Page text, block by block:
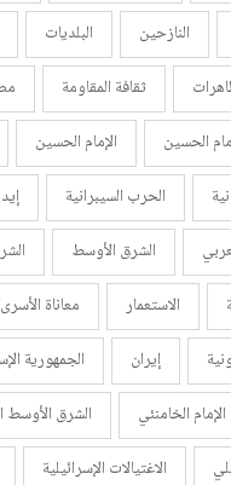
النازحين البلديات
ثقافة المقاومة
الحسين الإمام الحسين
الحرب السيبرانية
الشرق الأوسط
الاستعمار
معاناة الأسرى
إيران
الجمهورية
الإمام الخامنئي الشرق الأوسط
الاغتيالات الإسرائيلية